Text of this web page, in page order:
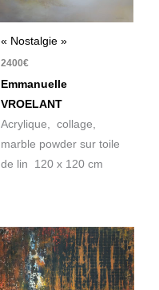
« Nostalgie »
2400€
Emmanuelle
VROELANT
Acrylique, collage,
marble powder sur toile
de lin 120 x 120 cm